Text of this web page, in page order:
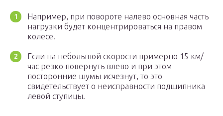
Например, при повороте налево основная часть
нагрузки будет концентрироваться на правом
колесе.
Если на небольшой скорости примерно 15 км/
час резко повернуть влево и при этом
посторонние шумы исчезнут, то это
свидетельствует о неисправности подшипника
левой ступицы.